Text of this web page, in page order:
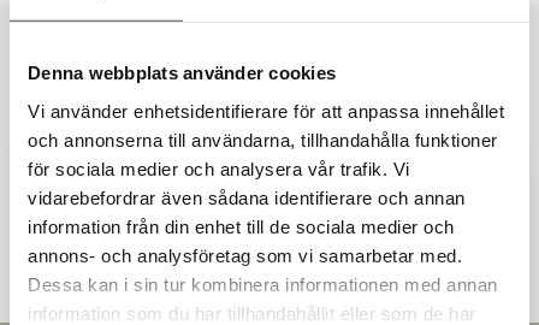
Denna webbplats använder cookies
Vi använder enhetsidentifierare för att anpassa innehållet
och annonserna till användarna, tillhandahålla funktioner
för sociala medier och analysera vår trafik. Vi
vidarebefordrar även sådana identifierare och annan
information från din enhet till de sociala medier och
annons- och analysföretag som vi samarbetar med.
Dessa kan i sin tur kombinera informationen med annan
information som du har tillhandahållit eller som de har
Liknande produkter
Andra kunder tittade även på
Välkommen till Bakers!
Handlar du som företag eller privatperson?
Fortsätt som privatperson